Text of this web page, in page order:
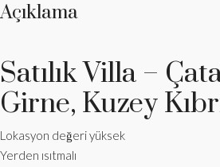
Açıklama
Satılık Villa –
Girne, Kuzey
Lokasyon değeri yüksek
Yerden ısıtmalı